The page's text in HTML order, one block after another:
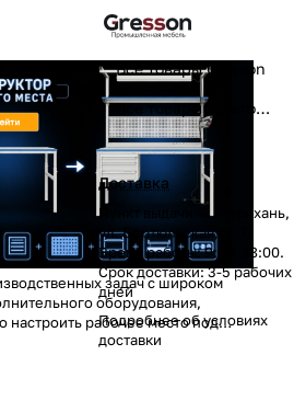
задач с широком
оборудования,
настроить рабочее место под
цели конкретного участка
Все товары Gresson
Все товары категории
Доставка
Пункт выдачи: г. Астрахань,
ул. Бертюльская, д. 7.
Время работы: 9:00–18:00.
Срок доставки: 3-5 рабочих
дней
Подробнее обусловиях
доставки